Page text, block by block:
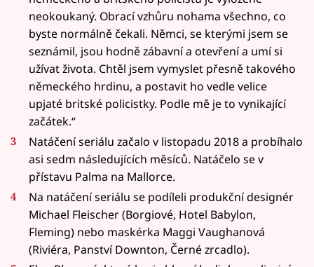
neokoukaný. Obrací vzhůru nohama všechno, co
byste normálně čekali. Němci, se kterými jsem se
seznámil, jsou hodně zábavní a otevření a umí si
užívat života. Chtěl jsem vymyslet přesně takového
německého hrdinu, a postavit ho vedle velice
upjaté britské policistky. Podle mě je to vynikající
začátek.“
Natáčení seriálu začalo v listopadu 2018 a probíhalo
asi sedm následujících měsíců. Natáčelo se v
přístavu Palma na Mallorce.
Na natáčení seriálu se podíleli produkční designér
Michael Fleischer (Borgiové, Hotel Babylon,
Fleming) nebo maskérka Maggi Vaughanová
(Riviéra, Panství Downton, Černé zrcadlo).